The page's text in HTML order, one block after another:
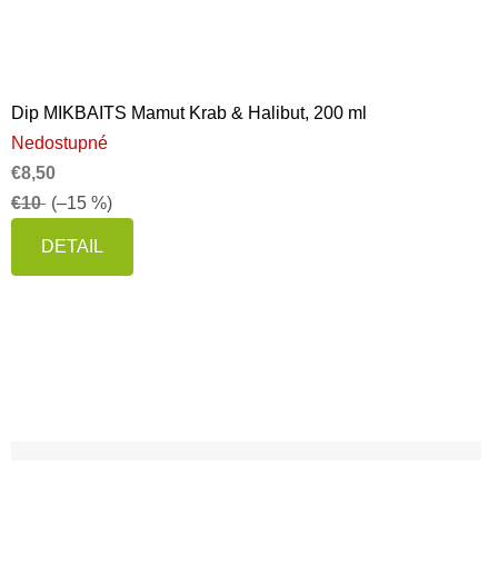
Dip MIKBAITS Mamut Krab & Halibut, 200 ml
Nedostupné
€8,50
€10 (–15 %)
DETAIL